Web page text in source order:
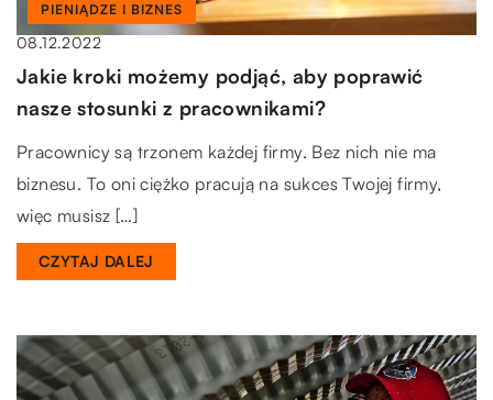
PIENIĄDZE I BIZNES
08.12.2022
Jakie kroki możemy podjąć, aby poprawić
nasze stosunki z pracownikami?
Pracownicy są trzonem każdej firmy. Bez nich nie ma
biznesu. To oni ciężko pracują na sukces Twojej firmy,
więc musisz […]
CZYTAJ DALEJ